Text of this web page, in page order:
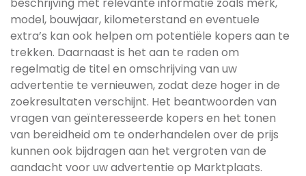
model, bouwjaar, kilometerstand en eventuele
extra’s kan ook helpen om potentiële kopers aan te
trekken. Daarnaast is het aan te raden om
regelmatig de titel en omschrijving van uw
advertentie te vernieuwen, zodat deze hoger in de
zoekresultaten verschijnt. Het beantwoorden van
vragen van geïnteresseerde kopers en het tonen
van bereidheid om te onderhandelen over de prijs
kunnen ook bijdragen aan het vergroten van de
aandacht voor uw advertentie op Marktplaats.